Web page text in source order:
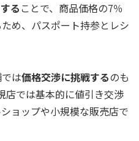
る ことで、商品価格の7％
め、パスポート持参とレシ
は価格交渉に挑戦するのも
店では基本的に値引き交渉
ョップや小規模な販売店で